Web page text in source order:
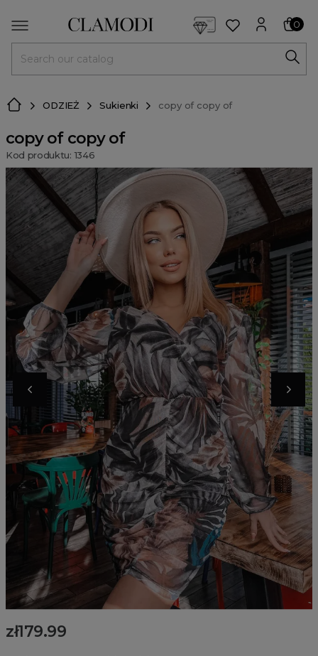
0
ODZIEŻ Sukienki copy of copy of
copy of copy of
Kod produktu: 1346
zł179.99